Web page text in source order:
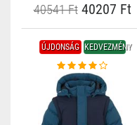
40541 Ft40207 Ft
ÚJDONSÁG KEDVEZMÉNY